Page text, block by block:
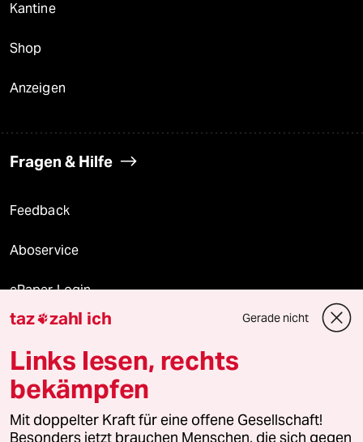
Kantine
Shop
Anzeigen
Fragen & Hilfe
Feedback
Aboservice
ePaper Login
Downloads für Abonnierende
© 2026 taz Verlags und Vertriebs GmbH
Alle Rechte vorbehalten. Bei rechtlichen Fragen oder für Genehmigungen
wenden Sie sich bitte an lizenzen@taz.de
taz zahl ich Gerade nicht
Links lesen, rechts
bekämpfen
Mit doppelter Kraft für eine offene Gesellschaft!
Besonders jetzt brauchen Menschen, die sich gegen